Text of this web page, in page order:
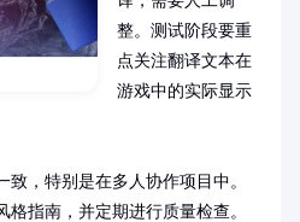
整。测试阶段要重
点关注翻译文本在
游戏中的实际显示
致，特别是在多人协作项目中。
指南，并定期进行质量检查。